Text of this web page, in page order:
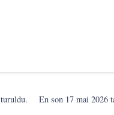
En son 17 mai 2026